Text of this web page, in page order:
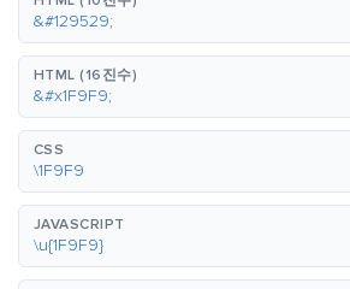
&#129529;
HTML (16진수)
&#x1F9F9;
CSS
\1F9F9
JAVASCRIPT
\u{1F9F9}